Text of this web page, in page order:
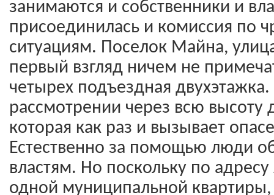
занимаются и собственники и
присоединилась и комиссия по
ситуациям. Поселок Майна,
первый взгляд ничем не
четырех подъездная
рассмотрении через всю
которая как раз и вызывает
Естественно за помощью люди
властям. Но поскольку по
одной муниципальной